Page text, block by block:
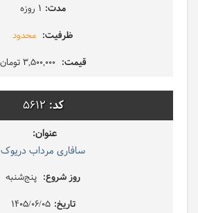
1 روزه
محدود
3,500,000 تومان
5612
سافاری مرداب دریوک
پنج‌شنبه
1405/06/05